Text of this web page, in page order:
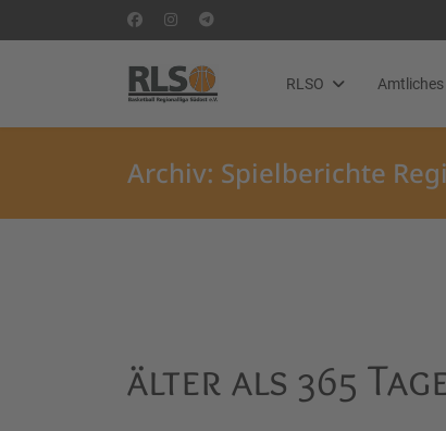
RLSO Amtliches
Archiv: Spielberichte
älter als 365